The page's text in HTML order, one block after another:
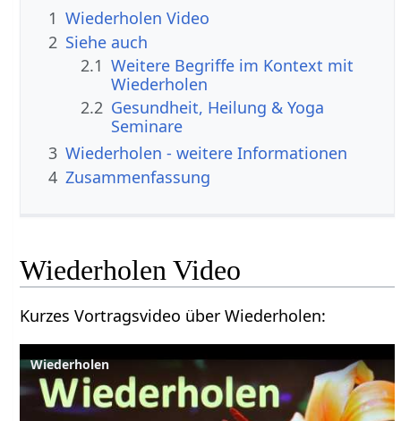
1
Wiederholen‏‎ Video
2 Siehe auch
2.1 Weitere Begriffe im Kontext mit
2.2 Gesundheit, Heilung & Yoga
Seminare
3
Wiederholen‏‎ - weitere Informationen
4 Zusammenfassung
Wiederholen‏‎ Video
Kurzes Vortragsvideo über Wiederholen‏‎:
Wiederholen